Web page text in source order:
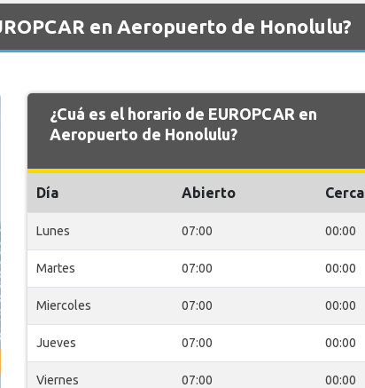
en Aeropuerto de Honolulu?
¿Cuá es el horario de EUROPCAR en
Aeropuerto de Honolulu?
Día Abierto Cerca
Lunes 07:00 00:00
Martes 07:00 00:00
Miercoles 07:00 00:00
Jueves 07:00 00:00
Viernes 07:00 00:00